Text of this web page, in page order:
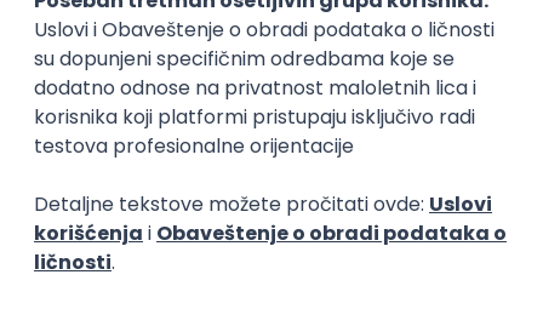
O nama
Za poslodavce
Uslovi korišćenja
Politika privatnosti
Uklonjeni profili poslodavaca
Za medije
Druželjubivi smo!